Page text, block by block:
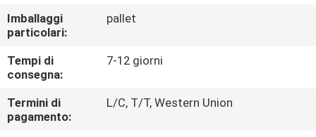
CONTROLLO
DI
QUALITÀ
CONTATTICI
Imballaggi
particolari:
pallet
Tempi di
consegna:
7-12 giorni
Termini di
pagamento:
L/C, T/T, Western Union